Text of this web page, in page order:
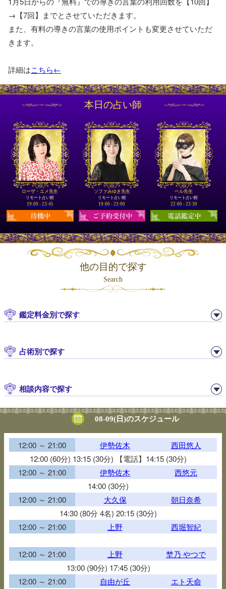
→【7回】までとさせていただきます。
また、有料の導きの言葉の使用ポイントも変更させていただ
きます。
詳細はこちら←
本日の占い師
ローザ・エメ先生
リモート占い館
19:00 - 23:45
ソファみゆき先生
リモート占い館
19:00 - 23:00
ベル先生
リモート占い館
22:00 - 23:30
他の目的で探す
Search
鑑定料金別で探す
占術別で探す
相談内容で探す
08-09(日)のスケジュール
12:00 ～ 21:00 伊勢佐木
西田悠人
12:00 (60分) 13:15 (30分) 【電話】14:15 (30分)
12:00 ～ 21:00
伊勢佐木
西悠元
14:00 (30分)
12:00 ～ 21:00
大久保
朝日奈希
14:30 (80分 4名) 20:15 (30分)
12:00 ～ 21:00
上野 西堀智紀
12:00 ～ 21:00 上野
埜乃 やつで
13:00 (90分) 17:45 (30分)
12:00 ～ 21:00
自由が丘
エト天命